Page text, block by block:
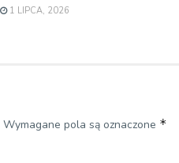
1 LIPCA, 2026
Wymagane pola są oznaczone *